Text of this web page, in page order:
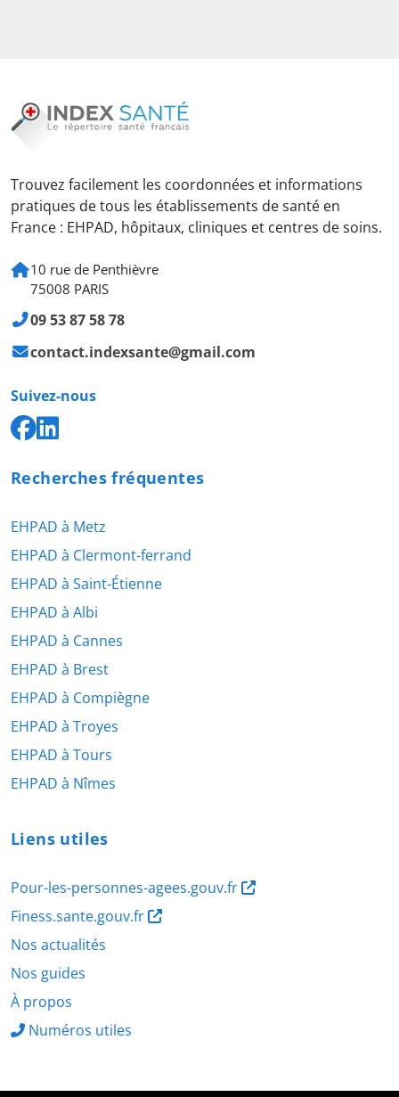
Trouvez facilement les coordonnées et informations
pratiques de tous les établissements de santé en
France : EHPAD, hôpitaux, cliniques et centres de soins.
10 rue de Penthièvre
75008 PARIS
09 53 87 58 78
contact.indexsante@gmail.com
Suivez-nous
Recherches fréquentes
EHPAD à Metz
EHPAD à Clermont-ferrand
EHPAD à Saint-Étienne
EHPAD à Albi
EHPAD à Cannes
EHPAD à Brest
EHPAD à Compiègne
EHPAD à Troyes
EHPAD à Tours
EHPAD à Nîmes
Liens utiles
Pour-les-personnes-agees.gouv.fr
Finess.sante.gouv.fr
Nos actualités
Nos guides
À propos
Numéros utiles